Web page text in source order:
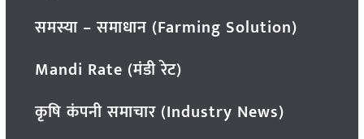
समस्या – समाधान (Farming Solution)
Mandi Rate (मंडी रेट)
कृषि कंपनी समाचार (Industry News)